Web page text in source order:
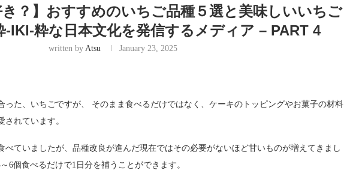
き？】おすすめのいちご品種５選と美味しいいちご
-IKI-粋な日本文化を発信するメディア – PART 4
written by Atsu January 23, 2025
った、いちごですが、 そのまま食べるだけではなく、ケーキのトッピングやお菓子の材料
れています。
べていましたが、品種改良が進んだ現在ではその必要がないほど甘いものが増えてきまし
6個食べるだけで1日分を補うことができます。